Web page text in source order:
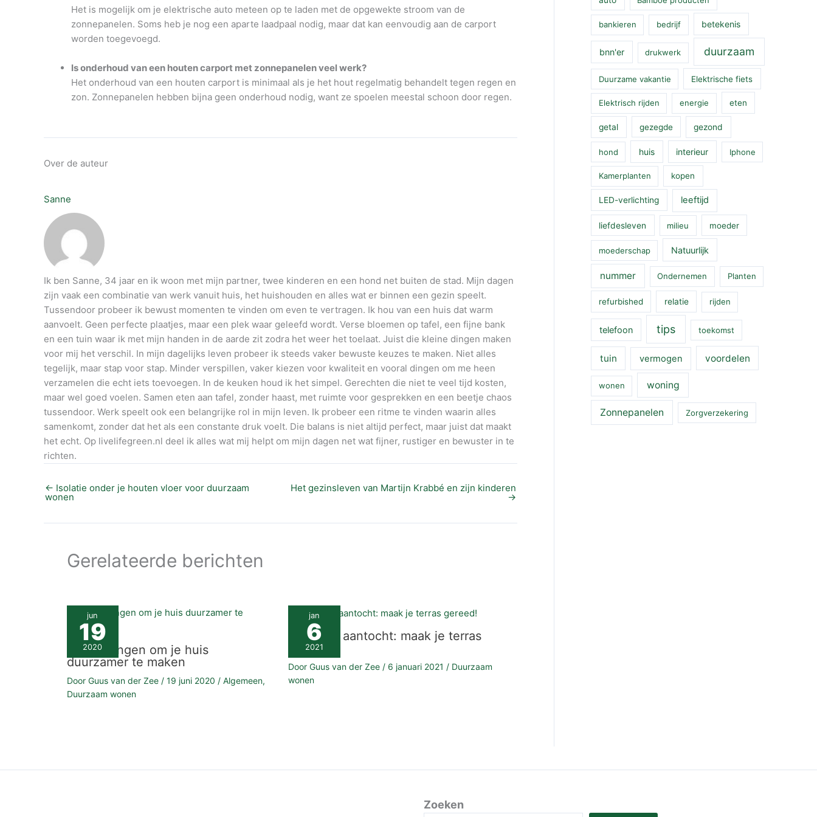
Het is mogelijk om je elektrische auto meteen op te laden met de opgewekte stroom van de
zonnepanelen. Soms heb je nog een aparte laadpaal nodig, maar dat kan eenvoudig aan de carport
worden toegevoegd.
Is onderhoud van een houten carport met zonnepanelen veel werk?
Het onderhoud van een houten carport is minimaal als je het hout regelmatig behandelt tegen regen en
zon. Zonnepanelen hebben bijna geen onderhoud nodig, want ze spoelen meestal schoon door regen.
Over de auteur
Sanne
Ik ben Sanne, 34 jaar en ik woon met mijn partner, twee kinderen en een hond net buiten de stad. Mijn dagen
zijn vaak een combinatie van werk vanuit huis, het huishouden en alles wat er binnen een gezin speelt.
Tussendoor probeer ik bewust momenten te vinden om even te vertragen. Ik hou van een huis dat warm
aanvoelt. Geen perfecte plaatjes, maar een plek waar geleefd wordt. Verse bloemen op tafel, een fijne bank
en een tuin waar ik met mijn handen in de aarde zit zodra het weer het toelaat. Juist die kleine dingen maken
voor mij het verschil. In mijn dagelijks leven probeer ik steeds vaker bewuste keuzes te maken. Niet alles
tegelijk, maar stap voor stap. Minder verspillen, vaker kiezen voor kwaliteit en vooral dingen om me heen
verzamelen die echt iets toevoegen. In de keuken houd ik het simpel. Gerechten die niet te veel tijd kosten,
maar wel goed voelen. Samen eten aan tafel, zonder haast, met ruimte voor gesprekken en een beetje chaos
tussendoor. Werk speelt ook een belangrijke rol in mijn leven. Ik probeer een ritme te vinden waarin alles
samenkomt, zonder dat het als een constante druk voelt. Die balans is niet altijd perfect, maar juist dat maakt
het echt. Op livelifegreen.nl deel ik alles wat mij helpt om mijn dagen net wat fijner, rustiger en bewuster in te
richten.
← Isolatie onder je houten vloer voor duurzaam
wonen
Het gezinsleven van Martijn Krabbé en zijn kinderen
→
Gerelateerde berichten
jun
19
2020
Kleine dingen om je huis
duurzamer te maken
Door Guus van der Zee / 19 juni 2020 / Algemeen,
Duurzaam wonen
jan
6
2021
Zomer in aantocht: maak je terras
gereed!
Door Guus van der Zee / 6 januari 2021 / Duurzaam
wonen
bankieren bedrijf betekenis
bnn'er drukwerk duurzaam
Duurzame vakantie Elektrische fiets
Elektrisch rijden energie eten
getal gezegde gezond
hond huis interieur Iphone
Kamerplanten kopen
LED-verlichting leeftijd
liefdesleven milieu moeder
moederschap Natuurlijk
nummer Ondernemen Planten
refurbished relatie rijden
telefoon tips toekomst
tuin vermogen voordelen
wonen woning
Zonnepanelen Zorgverzekering
Zoeken